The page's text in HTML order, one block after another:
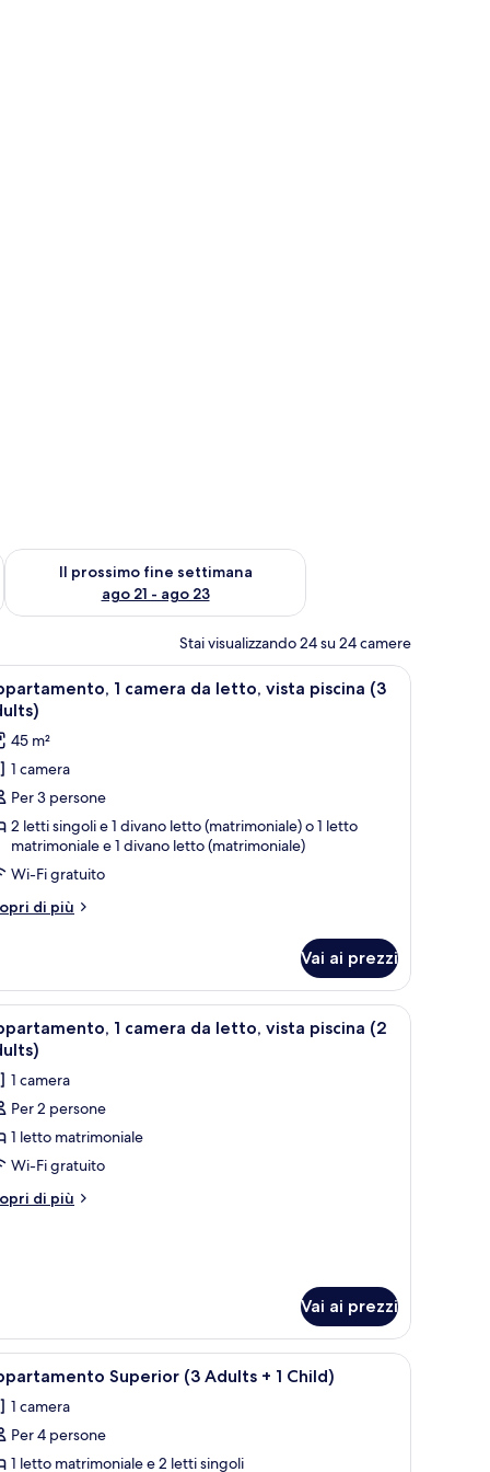
ago 14 - ago 16
Il prossimo fine settimana
ago 21 - ago 23
Verifica la disponibilità per il prossimo fine settimana, ago 21
Stai visualizzando 24 su 24 camere
gialle, un tavolo da pranzo in vetro e una TV.
Una camera d'albergo con un letto grande,
6
1 camera da letto, vista piscina (3
45 m²
1 camera
Per 3 persone
2 letti singoli e 1 divano letto (matrimoniale) o 1 letto
matrimoniale e 1 divano letto (matrimoniale)
Wi-Fi gratuito
di più
Vai ai prezzi
gialle, un tavolo da pranzo in vetro e una TV.
Un soggiorno moderno con una TV a
6
1 camera da letto, vista piscina (2
1 camera
Per 2 persone
1 letto matrimoniale
Wi-Fi gratuito
di più
Vai ai prezzi
gialle, un tavolo da pranzo in vetro e una TV.
Un soggiorno moderno con un divano,
8 Superior (3 Adults + 1 Child)
1 camera
Per 4 persone
1 letto matrimoniale e 2 letti singoli